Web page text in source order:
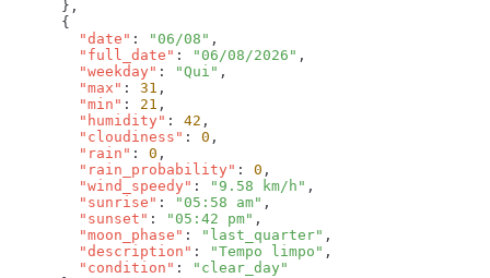
        "date"
: "06/08"
        "full_date"
: "06/08/2026"
        "weekday"
: "Qui"
        "max"
: 31
        "min"
: 21
        "humidity"
: 42
        "cloudiness"
: 0
        "rain"
: 0
        "rain_probability"
: 0
        "wind_speedy"
: "9.58 km/h"
        "sunrise"
: "05:58 am"
        "sunset"
: "05:42 pm"
        "moon_phase"
: "last_quarter"
        "description"
: "Tempo limpo"
        "condition"
: